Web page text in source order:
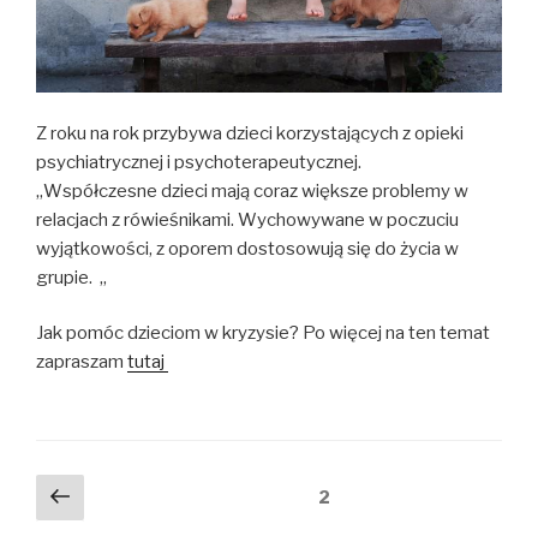
Z roku na rok przybywa dzieci korzystających z opieki
psychiatrycznej i psychoterapeutycznej.
„Współczesne dzieci mają coraz większe problemy w
relacjach z rówieśnikami. Wychowywane w poczuciu
wyjątkowości, z oporem dostosowują się do życia w
grupie. „
Jak pomóc dzieciom w kryzysie? Po więcej na ten temat
zapraszam tutaj
Stronicowanie
wpisów
Poprzednia
strona
2